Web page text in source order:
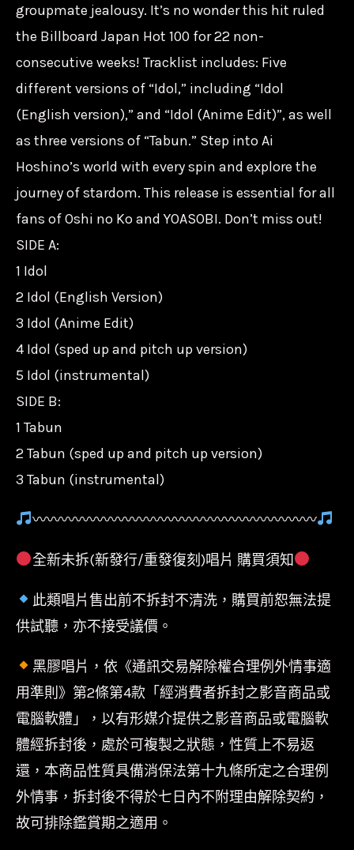
孩
子
動
畫
主
題
曲/19802810241/Milan
數
量
groupmate jealousy. It’s no wonder this hit ruled
the Billboard Japan Hot 100 for 22 non-
consecutive weeks! Tracklist includes: Five
different versions of “Idol,” including “Idol
(English version),” and “Idol (Anime Edit)”, as well
as three versions of “Tabun.” Step into Ai
Hoshino’s world with every spin and explore the
journey of stardom. This release is essential for all
fans of Oshi no Ko and YOASOBI. Don’t miss out!
SIDE A:
1 Idol
2 Idol (English Version)
3 Idol (Anime Edit)
4 Idol (sped up and pitch up version)
5 Idol (instrumental)
SIDE B:
1 Tabun
2 Tabun (sped up and pitch up version)
3 Tabun (instrumental)
〰〰〰〰〰〰〰〰〰〰〰〰〰〰〰〰〰〰〰〰
全新未拆(新發行/重發復刻)唱片 購買須知
此類唱片售出前不拆封不清洗，購買前恕無法提
供試聽，亦不接受議價。
黑膠唱片，依《通訊交易解除權合理例外情事適
用準則》第2條第4款「經消費者拆封之影音商品或
電腦軟體」，以有形媒介提供之影音商品或電腦軟
體經拆封後，處於可複製之狀態，性質上不易返
還，本商品性質具備消保法第十九條所定之合理例
外情事，拆封後不得於七日內不附理由解除契約，
故可排除鑑賞期之適用。